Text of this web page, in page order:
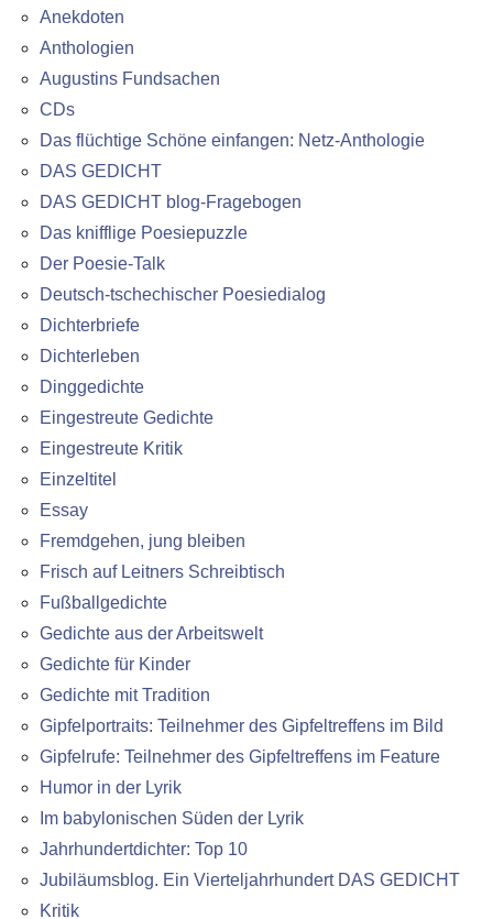
Anekdoten
Anthologien
Augustins Fundsachen
CDs
Das flüchtige Schöne einfangen: Netz-Anthologie
DAS GEDICHT
DAS GEDICHT blog-Fragebogen
Das knifflige Poesiepuzzle
Der Poesie-Talk
Deutsch-tschechischer Poesiedialog
Dichterbriefe
Dichterleben
Dinggedichte
Eingestreute Gedichte
Eingestreute Kritik
Einzeltitel
Essay
Fremdgehen, jung bleiben
Frisch auf Leitners Schreibtisch
Fußballgedichte
Gedichte aus der Arbeitswelt
Gedichte für Kinder
Gedichte mit Tradition
Gipfelportraits: Teilnehmer des Gipfeltreffens im Bild
Gipfelrufe: Teilnehmer des Gipfeltreffens im Feature
Humor in der Lyrik
Im babylonischen Süden der Lyrik
Jahrhundertdichter: Top 10
Jubiläumsblog. Ein Vierteljahrhundert DAS GEDICHT
Kritik